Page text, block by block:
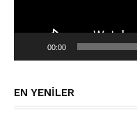
00:00
EN YENILER